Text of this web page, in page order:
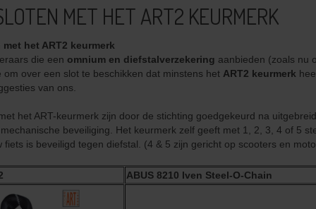
MET HET ART2 KEURMERK
het ART2 keurmerk
die een omnium en diefstalverzekering aanbieden (zoals nu
om over een slot te beschikken dat minstens het ART2 keurmerk
van ons.
het ART-keurmerk zijn door de stichting goedgekeurd na
beveiliging. Het keurmerk zelf geeft met 1, 2, 3, 4 of 5
fiets is beveiligd tegen diefstal. (4 & 5 zijn gericht op scooters en
ABUS 8210 Iven Steel-O-Chain